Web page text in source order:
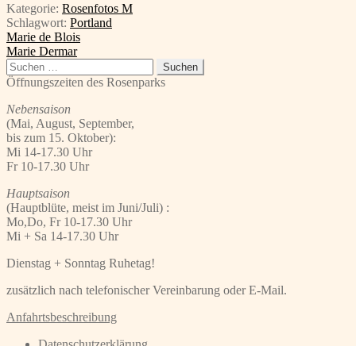
Kategorie: Rosenfotos M
Schlagwort: Portland
Beitragsnavigation
Vorheriger
Beitrag:
Marie de Blois
Nächster
Beitrag:
Marie Dermar
Suchen
nach:
Öffnungszeiten des Rosenparks
Nebensaison
(Mai, August, September,
bis zum 15. Oktober):
Mi 14-17.30 Uhr
Fr 10-17.30 Uhr
Hauptsaison
(Hauptblüte, meist im Juni/Juli) :
Mo,Do, Fr 10-17.30 Uhr
Mi + Sa 14-17.30 Uhr
Dienstag + Sonntag Ruhetag!
zusätzlich nach telefonischer Vereinbarung oder E-Mail.
Anfahrtsbeschreibung